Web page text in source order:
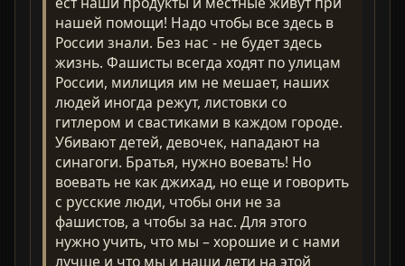
нашей помощи! Надо чтобы все здесь в
России знали. Без нас - не будет здесь
жизнь. Фашисты всегда ходят по улицам
России, милиция им не мешает, наших
людей иногда режут, листовки со
гитлером и свастиками в каждом городе.
Убивают детей, девочек, нападают на
синагоги. Братья, нужно воевать! Но
воевать не как джихад, но еще и говорить
с русские люди, чтобы они не за
фашистов, а чтобы за нас. Для этого
нужно учить, что мы – хорошие и с нами
лучше и что мы и наши дети на этой